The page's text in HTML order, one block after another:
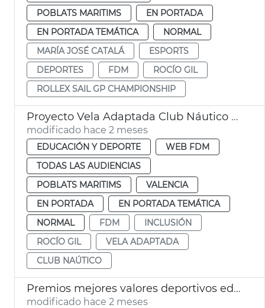
POBLATS MARITIMS
EN PORTADA
EN PORTADA TEMÁTICA
NORMAL
MARÍA JOSÉ CATALÁ
ESPORTS
DEPORTES
FDM
ROCÍO GIL
ROLLEX SAIL GP CHAMPIONSHIP
Proyecto Vela Adaptada Club Náutico València
modificado hace 2 meses
EDUCACIÓN Y DEPORTE
WEB FDM
TODAS LAS AUDIENCIAS
POBLATS MARITIMS
VALENCIA
EN PORTADA
EN PORTADA TEMÁTICA
NORMAL
FDM
INCLUSIÓN
ROCÍO GIL
VELA ADAPTADA
CLUB NAÚTICO
Premios mejores valores deportivos edad escolar València
modificado hace 2 meses